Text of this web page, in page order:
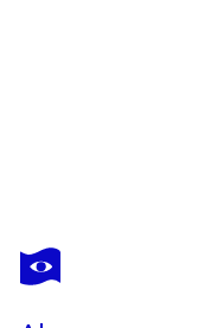
STEFANIA
GAGLIARDI